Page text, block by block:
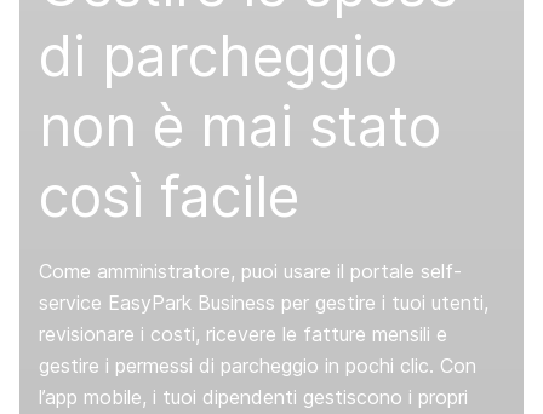
di parcheggio
non è mai stato
così facile
Come amministratore, puoi usare il portale self-
service EasyPark Business per gestire i tuoi utenti,
revisionare i costi, ricevere le fatture mensili e
gestire i permessi di parcheggio in pochi clic. Con
l’app mobile, i tuoi dipendenti gestiscono i propri